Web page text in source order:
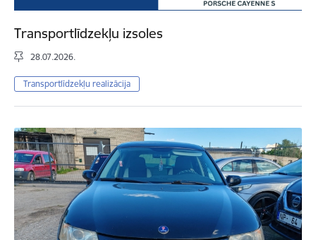
Transportlīdzekļu izsoles
28.07.2026.
Transportlīdzekļu realizācija